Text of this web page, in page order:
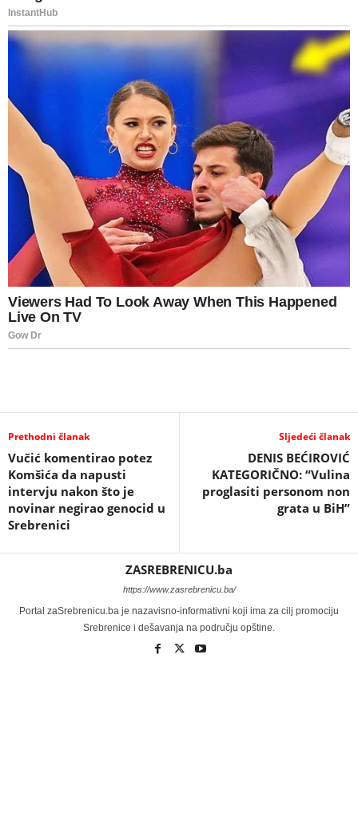
Prethodni članak
Vučić komentirao potez
Komšića da napusti
intervju nakon što je
novinar negirao genocid u
Srebrenici
Sljedeći članak
DENIS BEĆIROVIĆ
KATEGORIČNO: “Vulina
proglasiti personom non
grata u BiH”
ZASREBRENICU.ba
https://www.zasrebrenicu.ba/
Portal zaSrebrenicu.ba je nazavisno-informativni koji ima za cilj promociju
Srebrenice i dešavanja na području opštine.